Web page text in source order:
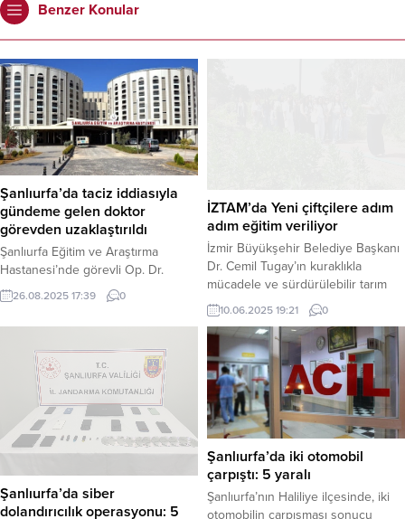
Benzer Konular
Şanlıurfa’da taciz iddiasıyla
gündeme gelen doktor
görevden uzaklaştırıldı
Şanlıurfa Eğitim ve Araştırma
Hastanesi’nde görevli Op. Dr.
A.Y.’nin, bir hasta yakınına sosyal
medya üzerinden taciz içerikli
mesajlar gönderdiği iddiası üzerine
Valilik, doktor hakkında idari
soruşturma başlatıldığını ve
görevinden uzaklaştırıldığını
duyurdu. Haber Merkezi – Dün,
hasta yakını İ.D.’nin, Op. Dr. A.Y.
tarafından sosyal medya üzerinden
26.08.2025 17:39 0
İZTAM’da Yeni çiftçilere adım
adım eğitim veriliyor
İzmir Büyükşehir Belediye Başkanı
Dr. Cemil Tugay’ın kuraklıkla
mücadele ve sürdürülebilir tarım
için bilinçli genç çiftçilerin
yetiştirilmesine yönelik teşvikleri
kapsamında İzmir Tarımı Geliştirme
Merkezi’nde (İZTAM) çocuk ve
gençlere yönelik eğitimler artırıldı.
İzmir Büyükşehir Belediyesi
Tarımsal Hizmetler Dairesi
Başkanlığı bünyesinde hizmet
veren, 16 bin dönüm arazi üzerine
kurulan İZTAM’da öncelikli olarak...
10.06.2025 19:21 0
Şanlıurfa’da siber
dolandırıcılık operasyonu: 5
Şanlıurfa’da iki otomobil
çarpıştı: 5 yaralı
Şanlıurfa’nın Haliliye ilçesinde, iki
otomobilin çarpışması sonucu